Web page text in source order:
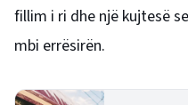
fillim i ri dhe një kujtesë
mbi errësirën.